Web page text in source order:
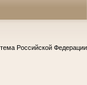
Российской